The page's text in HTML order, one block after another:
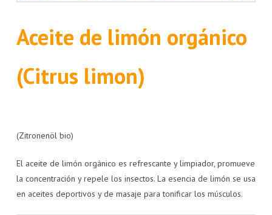
Aceite de limón orgánico
(Citrus limon)
(Zitronenöl bio)
El aceite de limón orgánico es refrescante y limpiador, promueve
la concentración y repele los insectos. La esencia de limón se usa
en aceites deportivos y de masaje para tonificar los músculos.